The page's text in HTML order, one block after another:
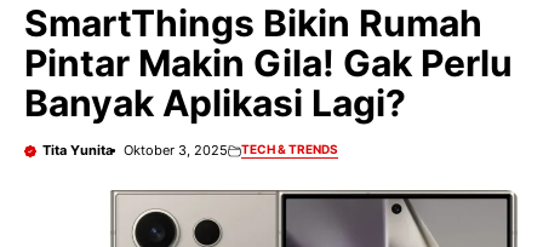
SmartThings Bikin Rumah
Pintar Makin Gila! Gak Perlu
Banyak Aplikasi Lagi?
Tita Yunita Oktober 3, 2025 TECH & TRENDS